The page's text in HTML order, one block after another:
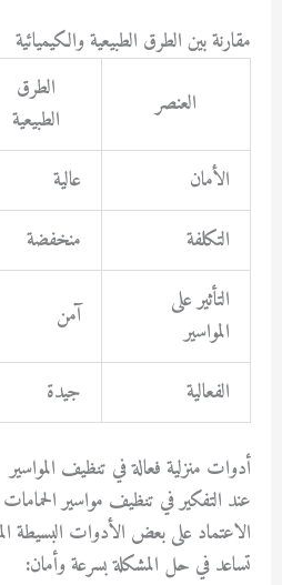
مقارنة بين الطرق الطبيعية والكيميائية
العنصر
الطرق
الطبيعية
الأمان عالية
التكلفة
منخفضة
التأثير على
المواسير
آمن
الفعالية جيدة
أدوات منزلية فعالة في تنظيف المواسير
عند التفكير في تنظيف مواسير
الاعتماد على بعض الأدوات البسيطة
تساعد في حل المشكلة بسرعة وأمان: